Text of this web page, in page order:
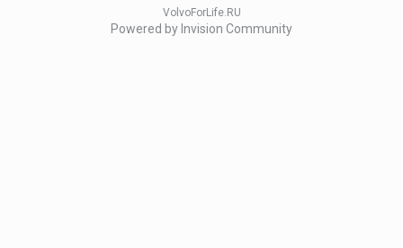
VolvoForLife.RU
Powered by Invision Community